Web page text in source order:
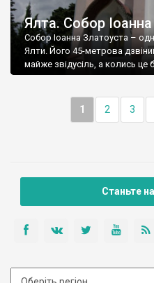
Ялта. Собор
Собор Іоанна Златоуста –
Ялти. Його 45-метрова
майже звідусіль, а колись це
1 2 3
Станьте